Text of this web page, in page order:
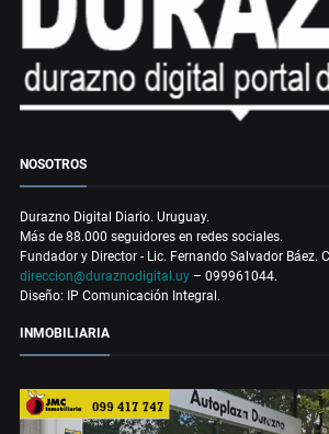
NOSOTROS
Durazno Digital Diario. Uruguay.
Más de 88.000 seguidores en redes sociales.
Fundador y Director - Lic. Fernando Salvador Báez.
direccion@duraznodigital.uy – 099961044.
Diseño: IP Comunicación Integral.
INMOBILIARIA